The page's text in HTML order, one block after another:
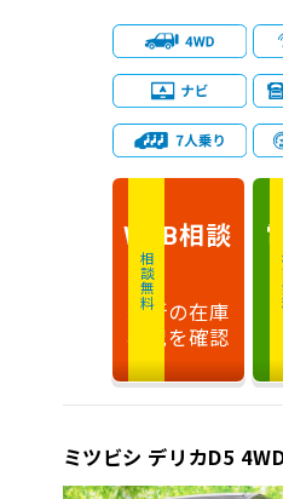
相談無料
WEB相談
最新の在庫
状況を確認
ミツビシ デリカD5